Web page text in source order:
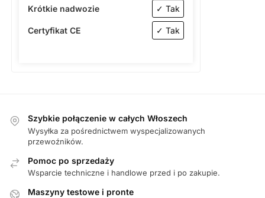
Krótkie nadwozie ✓ Tak
Certyfikat CE ✓ Tak
Szybkie połączenie w całych Włoszech
Wysyłka za pośrednictwem wyspecjalizowanych
przewoźników.
Pomoc po sprzedaży
Wsparcie techniczne i handlowe przed i po zakupie.
Maszyny testowe i pronte